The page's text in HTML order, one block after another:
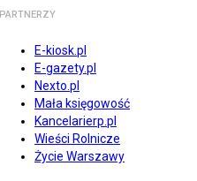
PARTNERZY
E-kiosk.pl
E-gazety.pl
Nexto.pl
Mała księgowość
Kancelarierp.pl
Wieści Rolnicze
Życie Warszawy